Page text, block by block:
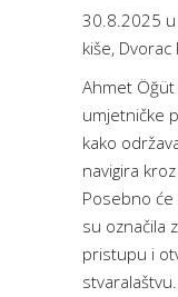
30.8.2025 u
kiše,
Ahmet
umjetničke
kako
navigira
Posebno će
su označila
pristupu i
stvaralaštvu.